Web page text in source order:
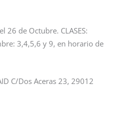
26 de Octubre. CLASES:
3,4,5,6 y 9, en horario de
C/Dos Aceras 23, 29012